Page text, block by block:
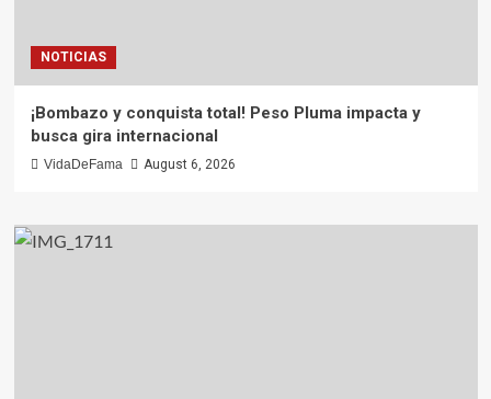
NOTICIAS
¡Bombazo y conquista total! Peso Pluma impacta y
busca gira internacional
VidaDeFama August 6, 2026